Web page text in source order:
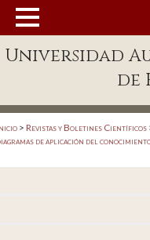
Enlaces
Directorio
Defensor Universitario
Patronato
Universidad
de
> Revistas y Boletines Científicos
de aplicación del